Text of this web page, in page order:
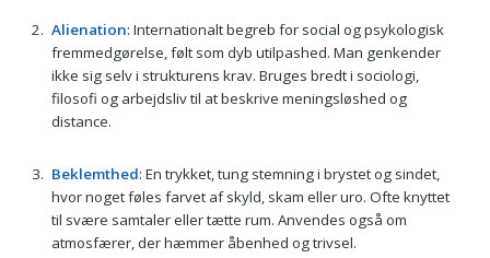
Alienation: Internationalt begreb for social og psykologisk
fremmedgørelse, følt som dyb utilpashed. Man genkender
ikke sig selv i strukturens krav. Bruges bredt i sociologi,
filosofi og arbejdsliv til at beskrive meningsløshed og
distance.
Beklemthed: En trykket, tung stemning i brystet og sindet,
hvor noget føles farvet af skyld, skam eller uro. Ofte knyttet
til svære samtaler eller tætte rum. Anvendes også om
atmosfærer, der hæmmer åbenhed og trivsel.